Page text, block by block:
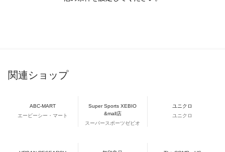
関連ショップ
ABC-MART
エービーシー・マート
Super Sports XEBIO
&mall店
スーパースポーツゼビオ
ユニクロ
ユニクロ